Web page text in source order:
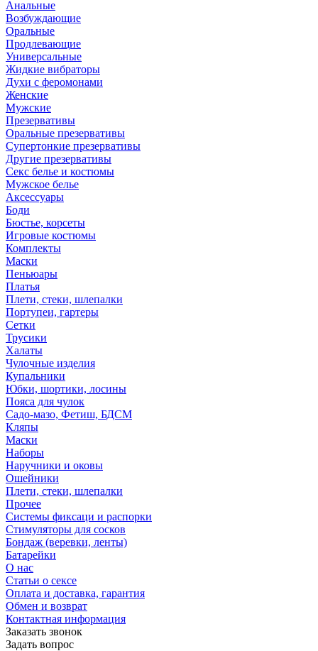
Анальные
Возбуждающие
Оральные
Продлевающие
Универсальные
Жидкие вибраторы
Духи с феромонами
Женские
Мужские
Презервативы
Оральные презервативы
Супертонкие презервативы
Другие презервативы
Секс белье и костюмы
Мужское белье
Аксессуары
Боди
Бюстье, корсеты
Игровые костюмы
Комплекты
Маски
Пеньюары
Платья
Плети, стеки, шлепалки
Портупеи, гартеры
Сетки
Трусики
Халаты
Чулочные изделия
Купальники
Юбки, шортики, лосины
Пояса для чулок
Садо-мазо, Фетиш, БДСМ
Кляпы
Маски
Наборы
Наручники и оковы
Ошейники
Плети, стеки, шлепалки
Прочее
Системы фиксаци и распорки
Стимуляторы для сосков
Бондаж (веревки, ленты)
Батарейки
О нас
Статьи о сексе
Оплата и доставка, гарантия
Обмен и возврат
Контактная информация
Заказать звонок
Задать вопрос